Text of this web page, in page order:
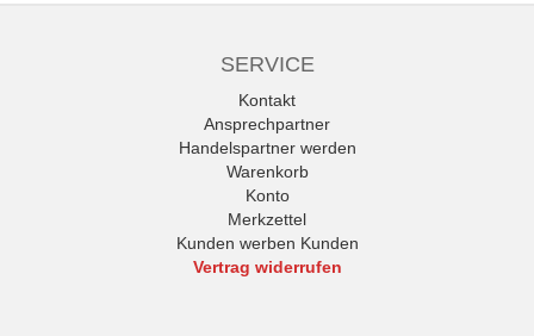
SERVICE
Kontakt
Ansprechpartner
Handelspartner werden
Warenkorb
Konto
Merkzettel
Kunden werben Kunden
Vertrag widerrufen